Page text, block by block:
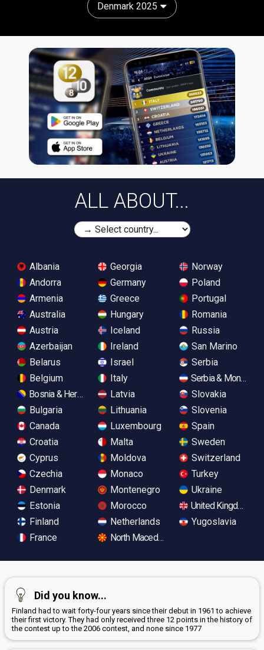
Denmark 2025
ALL ABOUT...
Albania
Andorra
Armenia
Australia
Austria
Azerbaijan
Belarus
Belgium
Bosnia & Herzegovina
Bulgaria
Canada
Croatia
Cyprus
Czechia
Denmark
Estonia
Finland
France
Georgia
Germany
Greece
Hungary
Iceland
Ireland
Israel
Italy
Latvia
Lithuania
Luxembourg
Malta
Moldova
Monaco
Montenegro
Morocco
Netherlands
North Macedonia
Norway
Poland
Portugal
Romania
Russia
San Marino
Serbia
Serbia &
Slovakia
Slovenia
Spain
Sweden
Switzerland
Turkey
Ukraine
United Kingdom
Yugoslavia
Did you know...
Finland had to wait forty-four years since their debut in 1961 to achieve
their first victory. They had only received three 12 points in the history of
the contest up to the 2006 contest, and none since 1977